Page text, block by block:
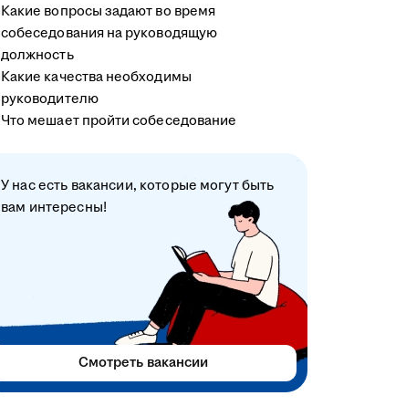
Какие вопросы задают во время
собеседования на руководящую
должность
Какие качества необходимы
руководителю
Что мешает пройти собеседование
У нас есть вакансии, которые могут быть
вам интересны!
Смотреть вакансии